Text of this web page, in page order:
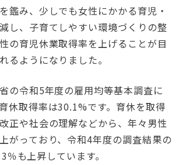
鑑み、少しでも女性にかかる育児・
し、子育てしやすい環境づくりの整
の育児休業取得率を上げることが目
るようになりました。
の令和5年度の雇用均等基本調査に
休取得率は30.1%です。育休を取得
正や社会の理解などから、年々男性
がっており、令和4年度の調査結果の
も上昇しています。